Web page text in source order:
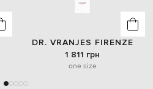
DR. VRANJES FIRENZE
1 811 грн
one size